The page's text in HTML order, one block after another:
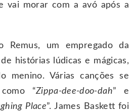
vai morar com a avó após a
Remus, um empregado da
histórias lúdicas e mágicas,
menino. Várias canções se
“Zippa-dee-doo-dah” e
Place”. James Baskett foi